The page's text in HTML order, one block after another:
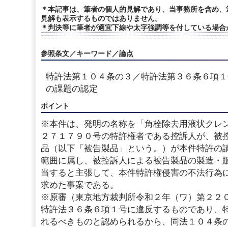
＊本記事は、筆者の個人的見解であり、当事務所を含め
見解も表示するものではありません。
＊判決等に筆者が適宜下線や太字強調等を付している場
参照条文／キーワード／論点
特許法第１０４条の３／特許法第３６条６項
の課題の認定
ポイント
※本件は、発明の名称を「角栓除去用液状クレ
２７１７９０号の特許権者である控訴人が、被
品（以下「被告製品」という。）が本件特許の
範囲に属し、被控訴人による被告製品の製造・
当すると主張して、本件特許権侵害の不法行為
求めた事案である。
※原審（東京地方裁判所令和２年（ワ）第２２
特許法３６条６項１号に違反するものであり、
れるべきものと認められるから、同法１０４条